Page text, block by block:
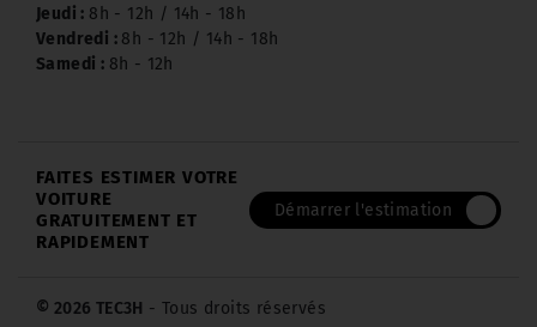
Jeudi : 8h - 12h / 14h - 18h
Vendredi : 8h - 12h / 14h - 18h
Samedi : 8h - 12h
FAITES ESTIMER VOTRE
VOITURE
GRATUITEMENT ET
RAPIDEMENT
Démarrer l'estimation
© 2026 TEC3H - Tous droits réservés